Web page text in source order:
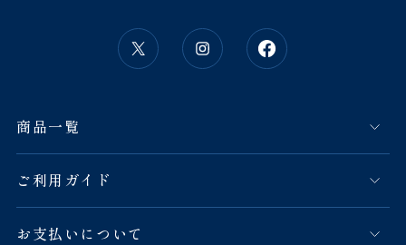
商品一覧
ご利用ガイド
お支払いについて